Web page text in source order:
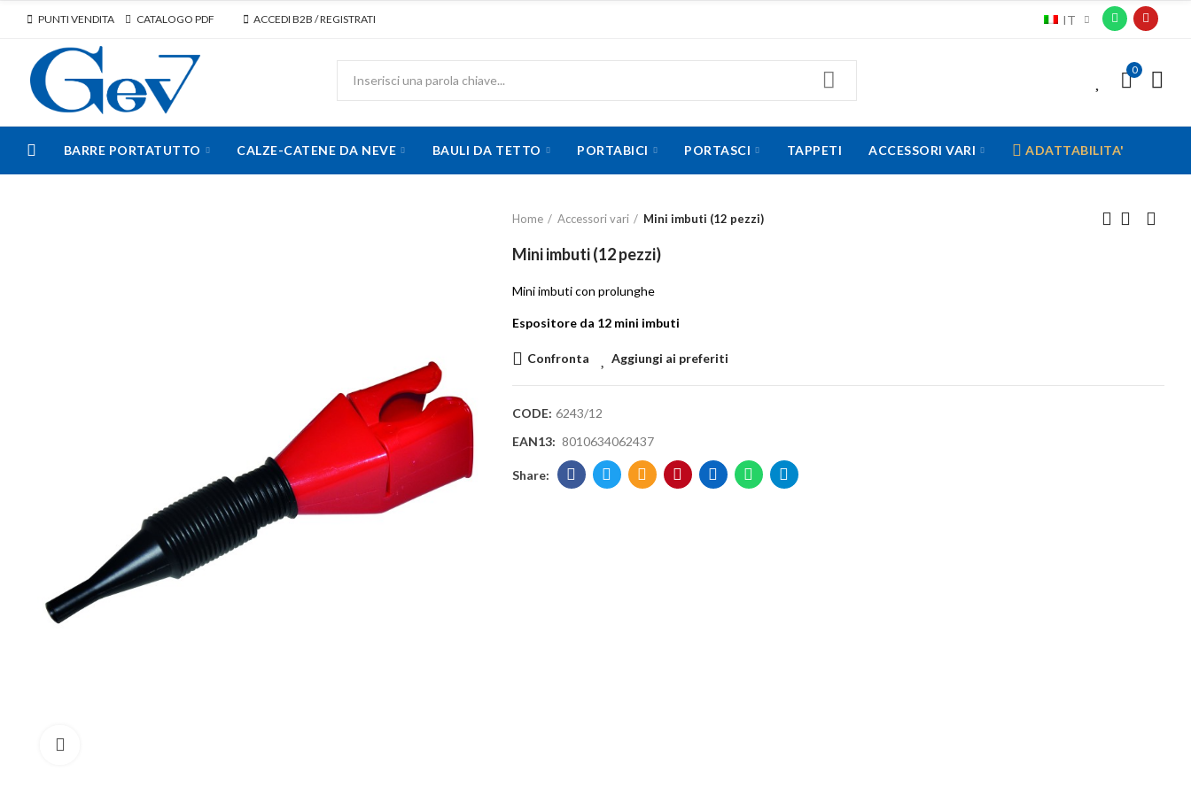
PUNTI VENDITA CATALOGO PDF ACCEDI B2B / REGISTRATI IT
0
BARRE PORTATUTTO CALZE-CATENE DA NEVE BAULI DA TETTO PORTABICI PORTASCI TAPPETI ACCESSORI VARI ADATTABILITA'
Home Accessori vari Mini imbuti (12 pezzi)
Mini imbuti (12 pezzi)
Mini imbuti con prolunghe
Espositore da 12 mini imbuti
Confronta Aggiungi ai preferiti
CODE: 6243/12
EAN13: 8010634062437